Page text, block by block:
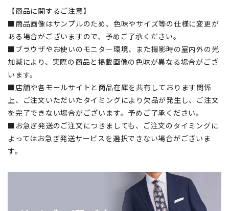
【商品に関するご注意】
■商品画像はサンプルのため、色味やサイズ等の仕様に変更が
ある場合がございますので、予めご了承ください。
■ブラウザやお使いのモニター環境、また撮影時の室内外の光
加減により、実際の商品と掲載画像の色味が異なる場合がござ
います。
■店舗や各モールサイトと商品在庫を共有しております関係
上、ご注文いただいたタイミングにより欠品が発生し、ご注文
を完了できない場合がございます。予めご了承ください。
■お急ぎ発送のご注文につきましても、ご注文のタイミングに
よってはお急ぎ発送サービスを選択できない場合がございま
す。